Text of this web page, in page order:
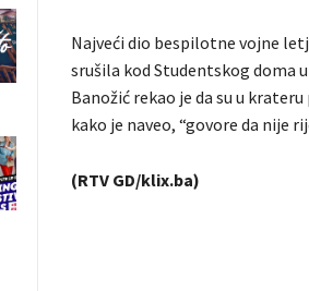
Najveći dio bespilotne vojne
srušila kod Studentskog doma
Banožić rekao je da su u
kako je naveo, “govore da nije
(RTV GD/klix.ba)